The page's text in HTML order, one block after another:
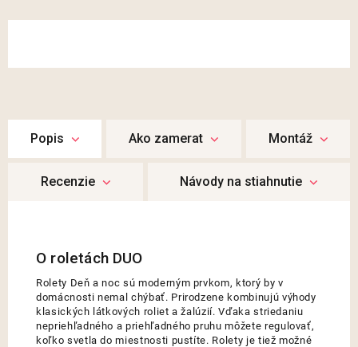
Popis Ako zamerat Montáž
Recenzie
Rolety Deň a noc sú moderným prvkom, ktorý by v
domácnosti nemal chýbať. Prirodzene kombinujú výhody
klasických látkových roliet a žalúzií. Vďaka striedaniu
nepriehľadného a priehľadného pruhu môžete regulovať,
koľko svetla do miestnosti pustíte. Rolety je tiež možné